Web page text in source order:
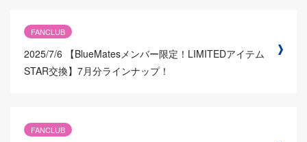
FANCLUB
2025/7/6
【BlueMatesメンバー限定！LIMITEDアイテム
STAR交換】7月分ラインナップ！
FANCLUB